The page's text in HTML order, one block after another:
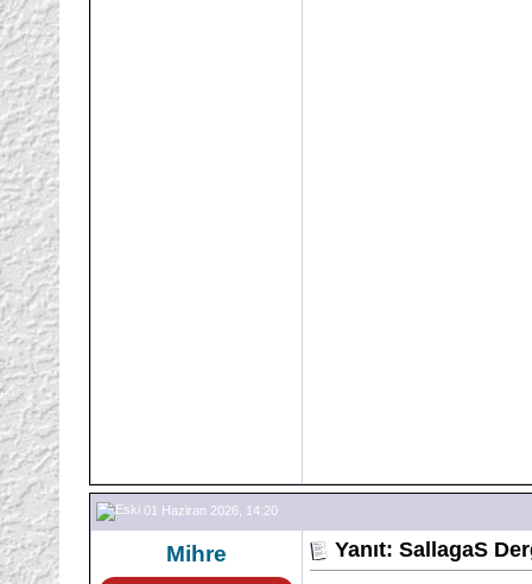
01 Haziran 2026, 14:20
Mihre Yanıt: SallagaS